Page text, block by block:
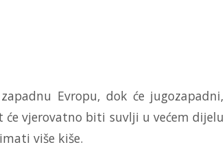
Evropu, dok će jugozapadni,
vjerovatno biti suvlji u većem dijelu
više kiše.